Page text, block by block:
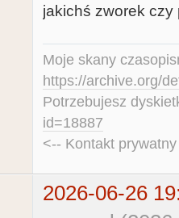
jakichś zworek czy
Moje skany
https://archive.org/
Potrzebujesz
id=18887
<-- Kontakt
2026-06-26